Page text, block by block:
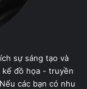
sự sáng tạo và
đồ họa - truyền
các bạn có nhu